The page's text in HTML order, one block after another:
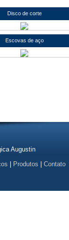
Disco de corte
Escovas de aço
Augustin
Produtos Contato